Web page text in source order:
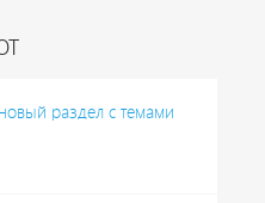
раздел с темами